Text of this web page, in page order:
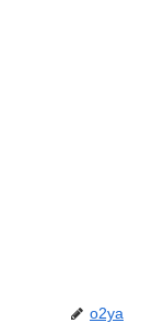
o2ya